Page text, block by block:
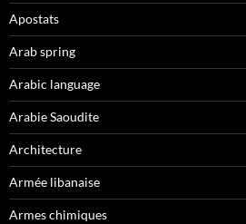
Apostats
Arab spring
Arabic language
Arabie Saoudite
Architecture
Armée libanaise
Armes chimiques